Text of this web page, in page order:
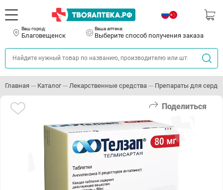
Ваш город:
Благовещенск
Ваша аптека:
Выберите способ получения заказа
Главная Каталог Лекарственные средства Препараты для
Поделиться